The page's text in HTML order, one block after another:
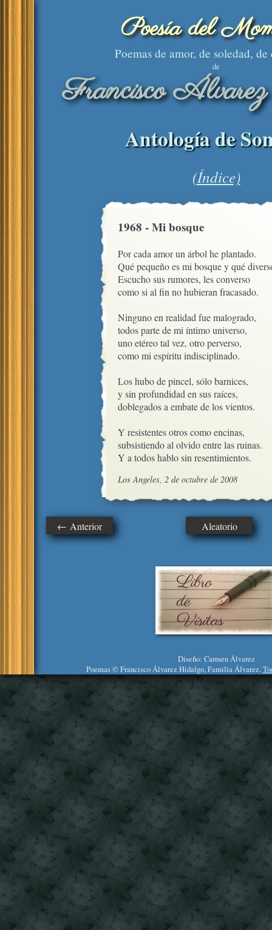
Poesía del
Poemas de amor, de soledad, de
de
Francisco
Antología de
(Índice)
1968 - Mi bosque
Por cada amor un árbol he plantado.
Qué pequeño es mi bosque y qué
Escucho sus rumores, les converso
como si al fin no hubieran fracasado.
Ninguno en realidad fue malogrado,
todos parte de mi íntimo universo,
uno etéreo tal vez, otro perverso,
como mi espíritu indisciplinado.
Los hubo de pincel, sólo barnices,
y sin profundidad en sus raíces,
doblegados a embate de los vientos.
Y resistentes otros como encinas,
subsistiendo al olvido entre las ruinas.
Y a todos hablo sin resentimientos.
Los Angeles, 2 de octubre de 2008
← Anterior Aleatorio
Diseño: Carmen Álvarez
Poemas © Francisco Álvarez Hidalgo, Familia Álvarez.